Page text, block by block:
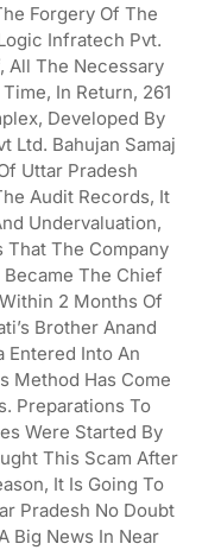
Forgery Of The
Infratech Pvt.
All The Necessary
In Return, 261
Developed By
Ltd. Bahujan Samaj
Uttar Pradesh
Audit Records, It
Undervaluation,
The Company
Became The Chief
2 Months Of
Brother Anand
Entered Into An
Method Has Come
Preparations To
Were Started By
This Scam After
It Is Going To
Pradesh No Doubt
Big News In Near